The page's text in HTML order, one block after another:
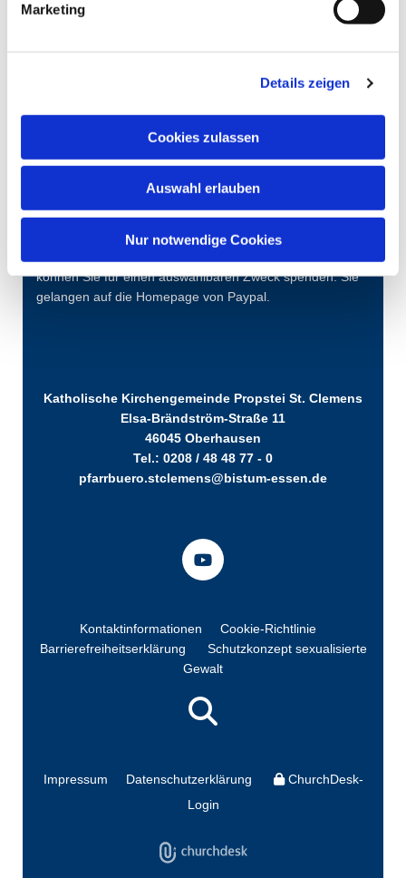
Marketing
Details zeigen
Cookies zulassen
Auswahl erlauben
Nur notwendige Cookies
können Sie für einen auswählbaren Zweck spenden. Sie
gelangen auf die Homepage von Paypal.
Katholische Kirchengemeinde Propstei St. Clemens
Elsa-Brändström-Straße 11
46045 Oberhausen
Tel.: 0208 / 48 48 77 - 0
pfarrbuero.stclemens@bistum-essen.de
Kontaktinformationen
Cookie-Richtlinie
Barrierefreiheitserklärung
Schutzkonzept sexualisierte
Gewalt
Impressum Datenschutzerklärung
ChurchDesk-
Login